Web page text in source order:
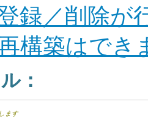
録／削除が
構築はでき
：
ます